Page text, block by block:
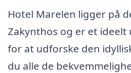
Hotel Marelen ligger på
Zakynthos og er et
for at udforske den
du alle de